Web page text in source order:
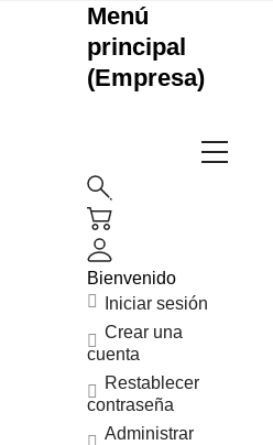
Menú
principal
(Empresa)
Bienvenido
Iniciar sesión
Crear una
cuenta
Restablecer
contraseña
Administrar